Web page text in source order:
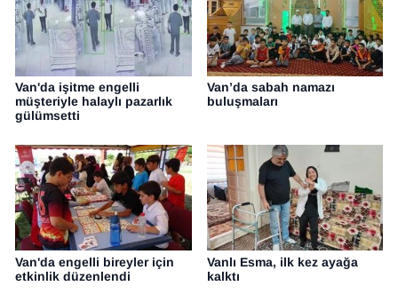
Van'da işitme engelli
müşteriyle halaylı pazarlık
gülümsetti
Van’da sabah namazı
buluşmaları
Van'da engelli bireyler için
etkinlik düzenlendi
Vanlı Esma, ilk kez ayağa
kalktı